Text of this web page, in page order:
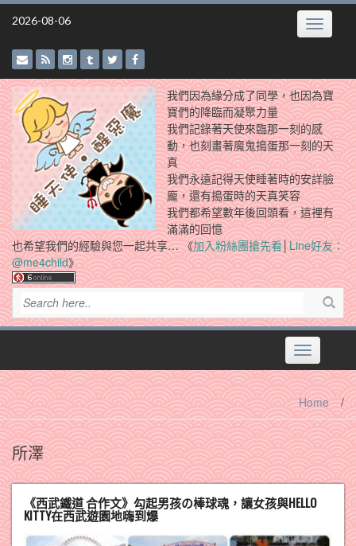
Skip
2026-08-06 Toggle
我們因為緣分成了同學，也因為寶
寶們的降臨而凝聚力量
我們記錄著天使來臨那一刻的感
動，也刻畫著魔鬼搗蛋那一刻的天
真
我們永遠記得天使睡著時的安詳臉
龐，還有搗蛋時的天真笑容
我們都希望數年後回頭看，這裡有
滿滿的回憶
也希望我們的經驗與您一起共享… 《加入粉絲團搶先看│Line好友：
@me4child》
Toggle
navigation
Home /
所澤
《西武鐵道 合作文》勾起男孩の棒球魂，讓女孩與HELLO
KITTY在西武遊園地嗨到爆